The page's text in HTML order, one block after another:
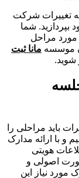
تغییرات شرکت
بپردازید. شما
مورد مراحل
موسسه مانا ثبت
شوید.
باید مراحلی را
و با ارائه مدارک
هویتی
اصولی و
مورد نیاز این